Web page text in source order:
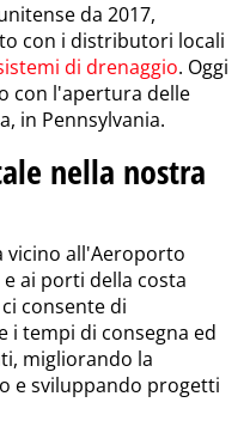
da 2017,
con i distributori locali
di drenaggio. Oggi
con l'apertura delle
in Pennsylvania.
nella nostra
vicino all'Aeroporto
ai porti della costa
consente di
i tempi di consegna ed
migliorando la
e sviluppando progetti